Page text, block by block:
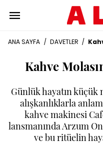
ANA SAYFA / DAVETLER /
Kahve
Günlük hayatın küçük
alışkanlıklarla
kahve makinesi
lansmanında Arzum
ve bu ritüelin